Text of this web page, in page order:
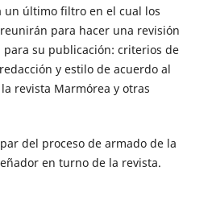
un último filtro en el cual los
para hacer una revisión
para su publicación: criterios de
y estilo de acuerdo al
revista Marmórea y otras
del proceso de armado de la
en turno de la revista.